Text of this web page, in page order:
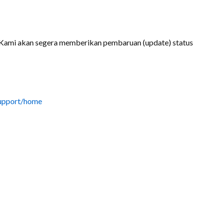
akan segera memberikan pembaruan (update) status
home